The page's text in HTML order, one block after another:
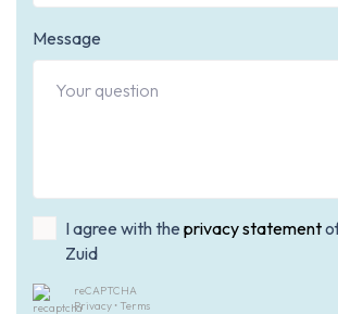
Message
I agree with the privacy statement
Zuid
reCAPTCHA
Privacy • Terms